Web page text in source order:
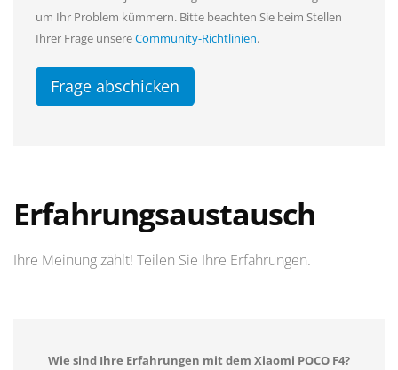
um Ihr Problem kümmern. Bitte beachten Sie beim Stellen
Ihrer Frage unsereCommunity-Richtlinien.
Frage abschicken
Erfahrungsaustausch
Ihre Meinung zählt! Teilen Sie Ihre Erfahrungen.
Wie sind Ihre Erfahrungen mit dem Xiaomi POCO F4?